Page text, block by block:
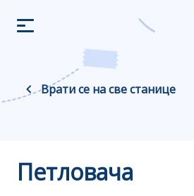
Врати се на све станице
Петловача